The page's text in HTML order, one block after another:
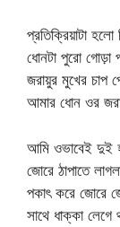
প্রতিক্রিয়াটা
ধোনটা পুরো
জরায়ুর মুখের চাপ
আমার ধোন ওর
আমি ওভাবেই দুই
জোরে ঠাপাতে
পকাৎ করে জোরে
সাথে ধাক্কা